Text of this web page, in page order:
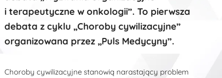
i terapeutyczne w onkologii”. To pierwsza
debata z cyklu „Choroby cywilizacyjne”
organizowana przez „Puls Medycyny”.
Choroby cywilizacyjne stanowią narastający problem